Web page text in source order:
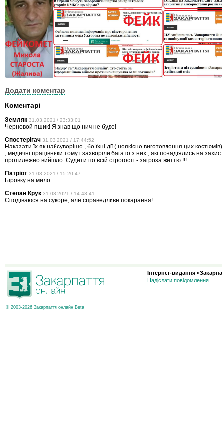
Додати коментар
Коментарі
Земляк 31.03.2021 / 23:33:01
Черновой пшик! Я знав що нич не буде!
Спостерігач 31.03.2021 / 17:44:52
Наказати їх як найсуворіше , бо їхні дії ( неякісне виготовлення цих
, медичні працівники тому і захворіли багато з них , які понадіялись на
протилежно вийшло. Судити по всій строгості - загроза життю !!!
Патріот 31.03.2021 / 15:20:47
Біровку на мило
Степан Крук 31.03.2021 / 14:43:41
Сподіваюся на суворе, але справедливе покарання!
© 2003-2026 Закарпаття онлайн Beta
Інтернет-видання
Надіслати повідомлення